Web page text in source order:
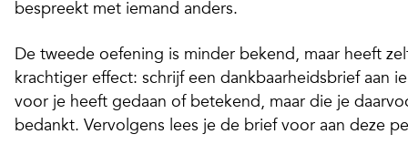
bespreekt met iemand anders.
De tweede oefening is minder bekend, maar heeft
krachtiger effect: schrijf een dankbaarheidsbrief aan
voor je heeft gedaan of betekend, maar die je
bedankt. Vervolgens lees je de brief voor aan deze